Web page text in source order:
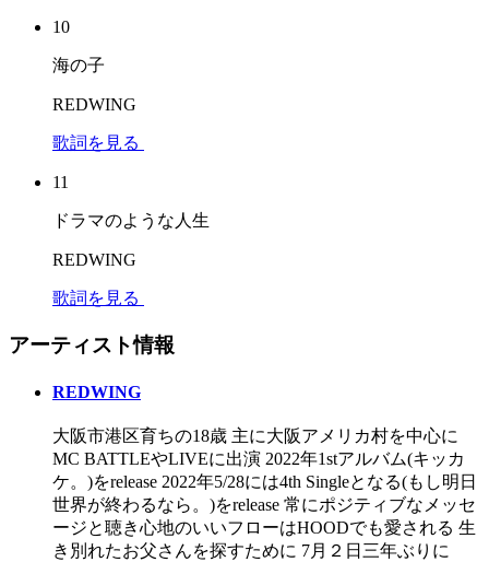
10
海の子
REDWING
歌詞を見る
11
ドラマのような人生
REDWING
歌詞を見る
アーティスト情報
REDWING
大阪市港区育ちの18歳 主に大阪アメリカ村を中心に
MC BATTLEやLIVEに出演 2022年1stアルバム(キッカ
ケ。)をrelease 2022年5/28には4th Singleとなる(もし明日
世界が終わるなら。)をrelease 常にポジティブなメッセ
ージと聴き心地のいいフローはHOODでも愛される 生
き別れたお父さんを探すために 7月２日三年ぶりに